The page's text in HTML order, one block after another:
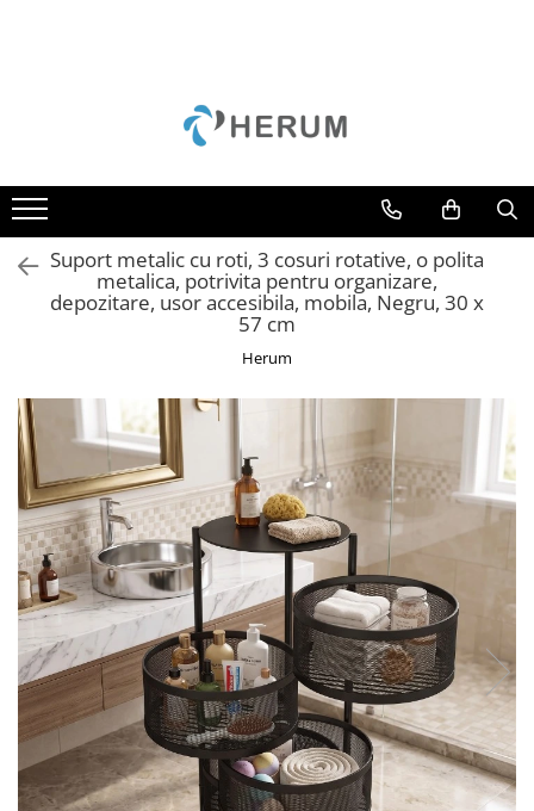
Cani
Cratite
Oale
Organizare
Sticle
Tacamuri
Cutite
Tigai
Ustensile
Cutii
Scrumiere
Suporturi
Umerase
Unelte
Suport metalic cu roti, 3 cosuri rotative, o polita
metalica, potrivita pentru organizare,
depozitare, usor accesibila, mobila, Negru, 30 x
57 cm
Herum